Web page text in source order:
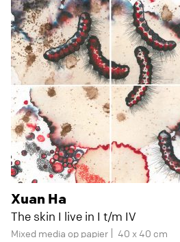
Xuan Ha
The skin I live in I t/m IV
Mixed media op papier 40 x 40 cm